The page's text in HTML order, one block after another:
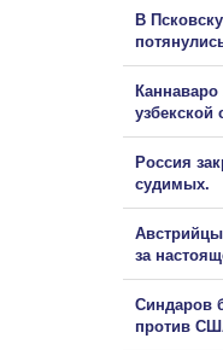
В
узбекской
Россия
судимых.
за
Синдаров
против